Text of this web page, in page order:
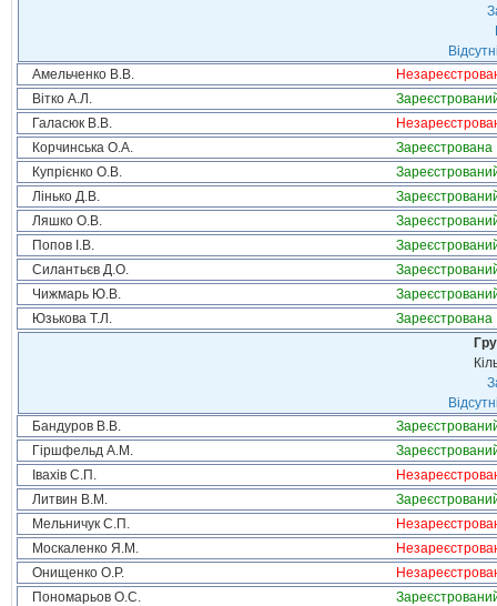
Амельченко В.В.
Вітко А.Л.
Галасюк В.В.
Корчинська О.А.
Зареєстрована
Купрієнко О.В.
Лінько Д.В.
Ляшко О.В.
Попов І.В.
Силантьєв Д.О.
Чижмарь Ю.В.
Юзькова Т.Л.
Зареєстрована
Бандуров В.В.
Гіршфельд А.М.
Івахів С.П.
Литвин В.М.
Мельничук С.П.
Москаленко Я.М.
Онищенко О.Р.
Пономарьов О.С.